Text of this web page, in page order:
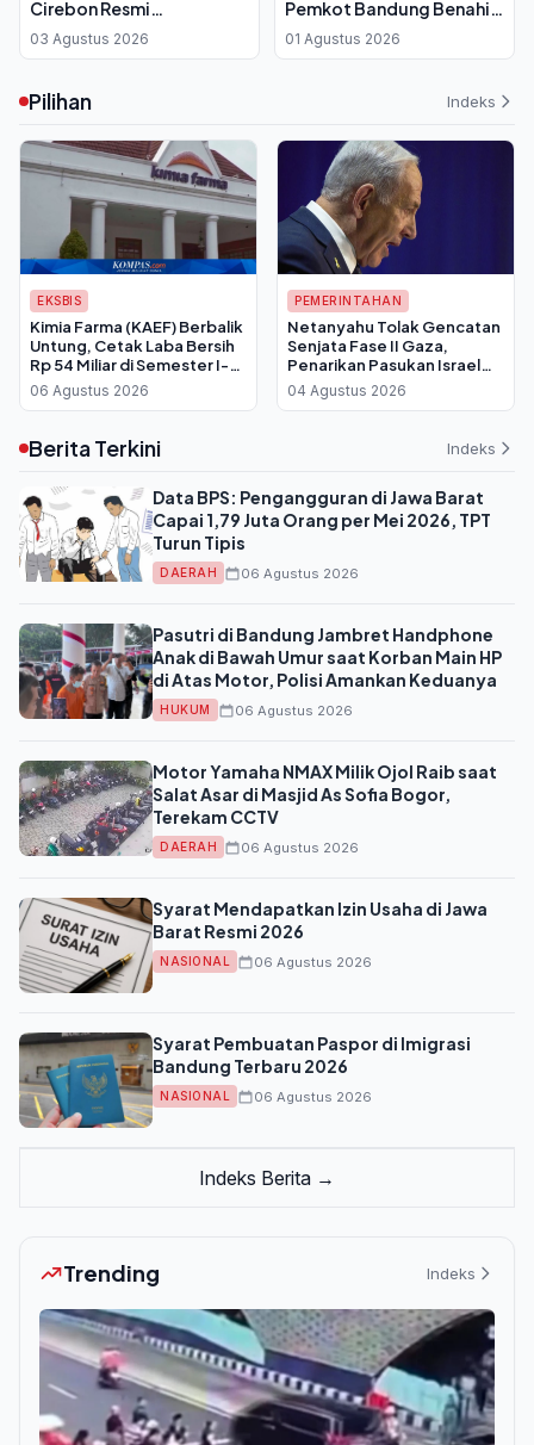
Cirebon Resmi
Diluncurkan, Bupati: Anak
Kurang Mampu Punya
03 Agustus 2026
Pemkot Bandung Benahi
Infrastruktur dan Siapkan
Strategi Promosi Wisata
01 Agustus 2026
Pilihan Indeks
EKSBIS
Kimia Farma (KAEF) Berbalik
Untung, Cetak Laba Bersih
Rp 54 Miliar di Semester I-
2026
06 Agustus 2026
PEMERINTAHAN
Netanyahu Tolak Gencatan
Senjata Fase II Gaza,
Penarikan Pasukan Israel
Batal Dilakukan
04 Agustus 2026
Berita Terkini Indeks
Data BPS: Pengangguran di Jawa Barat
Capai 1,79 Juta Orang per Mei 2026, TPT
Turun Tipis
DAERAH 06 Agustus 2026
Pasutri di Bandung Jambret Handphone
Anak di Bawah Umur saat Korban Main HP
di Atas Motor, Polisi Amankan Keduanya
HUKUM 06 Agustus 2026
Motor Yamaha NMAX Milik Ojol Raib saat
Salat Asar di Masjid As Sofia Bogor,
Terekam CCTV
DAERAH 06 Agustus 2026
Syarat Mendapatkan Izin Usaha di Jawa
Barat Resmi 2026
NASIONAL 06 Agustus 2026
Syarat Pembuatan Paspor di Imigrasi
Bandung Terbaru 2026
NASIONAL 06 Agustus 2026
Indeks Berita →
Trending Indeks